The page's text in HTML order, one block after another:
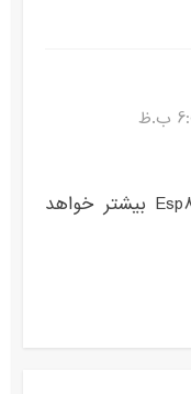
بله طبیعتا سرعت esp32 از Esp8266 بیشتر خواهد